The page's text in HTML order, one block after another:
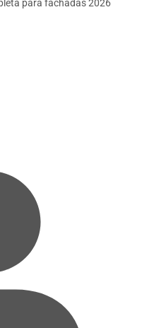
para fachadas 2026